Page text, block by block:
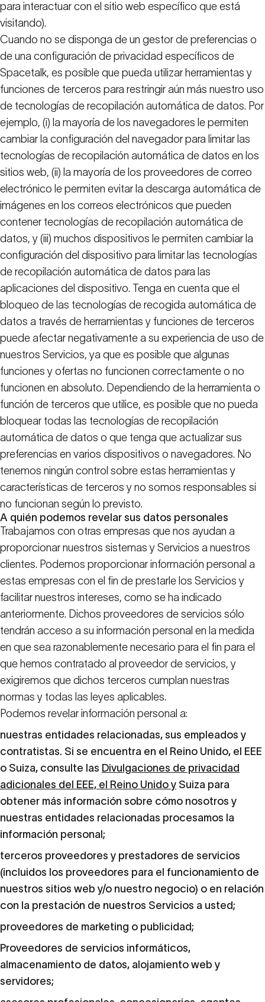
para interactuar con el sitio web específico que está
visitando).
Cuando no se disponga de un gestor de preferencias o
de una configuración de privacidad específicos de
Spacetalk, es posible que pueda utilizar herramientas y
funciones de terceros para restringir aún más nuestro uso
de tecnologías de recopilación automática de datos. Por
ejemplo, (i) la mayoría de los navegadores le permiten
cambiar la configuración del navegador para limitar las
tecnologías de recopilación automática de datos en los
sitios web, (ii) la mayoría de los proveedores de correo
electrónico le permiten evitar la descarga automática de
imágenes en los correos electrónicos que pueden
contener tecnologías de recopilación automática de
datos, y (iii) muchos dispositivos le permiten cambiar la
configuración del dispositivo para limitar las tecnologías
de recopilación automática de datos para las
aplicaciones del dispositivo. Tenga en cuenta que el
bloqueo de las tecnologías de recogida automática de
datos a través de herramientas y funciones de terceros
puede afectar negativamente a su experiencia de uso de
nuestros Servicios, ya que es posible que algunas
funciones y ofertas no funcionen correctamente o no
funcionen en absoluto. Dependiendo de la herramienta o
función de terceros que utilice, es posible que no pueda
bloquear todas las tecnologías de recopilación
automática de datos o que tenga que actualizar sus
preferencias en varios dispositivos o navegadores. No
tenemos ningún control sobre estas herramientas y
características de terceros y no somos responsables si
no funcionan según lo previsto.
A quién podemos revelar sus datos personales
Trabajamos con otras empresas que nos ayudan a
proporcionar nuestros sistemas y Servicios a nuestros
clientes. Podemos proporcionar información personal a
estas empresas con el fin de prestarle los Servicios y
facilitar nuestros intereses, como se ha indicado
anteriormente. Dichos proveedores de servicios sólo
tendrán acceso a su información personal en la medida
en que sea razonablemente necesario para el fin para el
que hemos contratado al proveedor de servicios, y
exigiremos que dichos terceros cumplan nuestras
normas y todas las leyes aplicables.
Podemos revelar información personal a:
nuestras entidades relacionadas, sus empleados y
contratistas. Si se encuentra en el Reino Unido, el EEE
o Suiza, consulte las Divulgaciones de privacidad
adicionales del EEE, el Reino Unido y Suiza para
obtener más información sobre cómo nosotros y
nuestras entidades relacionadas procesamos la
información personal;
terceros proveedores y prestadores de servicios
(incluidos los proveedores para el funcionamiento de
nuestros sitios web y/o nuestro negocio) o en relación
con la prestación de nuestros Servicios a usted;
proveedores de marketing o publicidad;
Proveedores de servicios informáticos,
almacenamiento de datos, alojamiento web y
servidores;